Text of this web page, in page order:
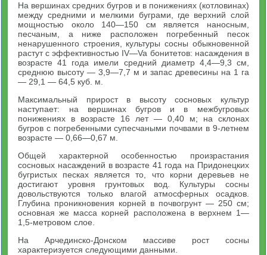
На вершинах средних бугров и в понижениях (котловинах)
между средними и мелкими буграми, где верхний слой
мощностью около 140—150 см является наносным,
песчаным, а ниже расположен погребенный песок
ненарушенного строения, культуры сосны обыкновенной
растут с эффективностью IV—Va бонитетов: насаждения в
возрасте 41 года имели средний диаметр 4,4—9,3 см,
среднюю высоту — 3,9—7,7 м и запас древесины на 1 га
— 29,1 — 64,5 куб. м.
Максимальный прирост в высоту сосновых культур
наступает: на вершинах бугров и в межбугровых
понижениях в возрасте 16 лет — 0,40 м; на склонах
бугров с погребенными супесчаными почвами в 9-летнем
возрасте — 0,66—0,67 м.
Общей характерной особенностью произрастания
сосновых насаждений в возрасте 41 года на Придонецких
бугристых песках является то, что корни деревьев не
достигают уровня грунтовых вод. Культуры сосны
довольствуются только влагой атмосферных осадков.
Глубина проникновения корней в почвогрунт — 250 см;
основная же масса корней расположена в верхнем 1—
1,5-метровом слое.
На Арчединско-Донском массиве рост сосны
характеризуется следующими данными.